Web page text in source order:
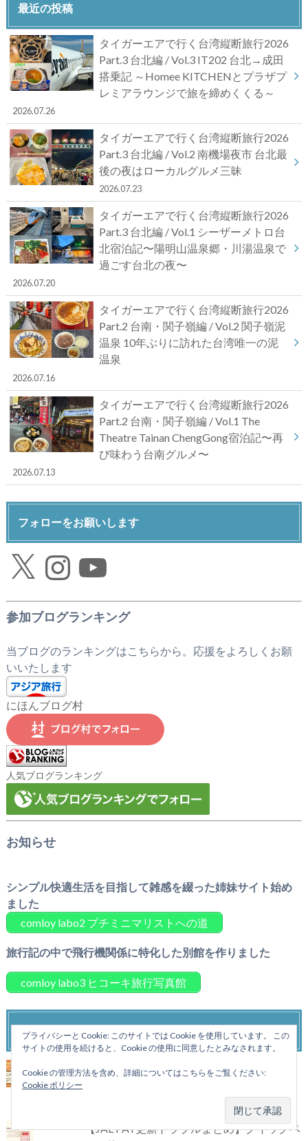
最近の投稿
タイガーエアで行く台湾縦断旅行2026
Part.3 台北編 / Vol.3 IT202 台北→成田
搭乗記 ～Homee KITCHENとプラザプ
レミアラウンジで旅を締めくくる～
2026.07.26
タイガーエアで行く台湾縦断旅行2026
Part.3 台北編 / Vol.2 南機場夜市 台北最
後の夜はローカルグルメ三昧
2026.07.23
タイガーエアで行く台湾縦断旅行2026
Part.3 台北編 / Vol.1 シーザーメトロ台
北宿泊記〜陽明山温泉郷・川湯温泉で
過ごす台北の夜〜
2026.07.20
タイガーエアで行く台湾縦断旅行2026
Part.2 台南・関子嶺編 / Vol.2 関子嶺泥
温泉 10年ぶりに訪れた台湾唯一の泥
温泉
2026.07.16
タイガーエアで行く台湾縦断旅行2026
Part.2 台南・関子嶺編 / Vol.1 The
Theatre Tainan ChengGong宿泊記〜再
び味わう台南グルメ〜
2026.07.13
フォローをお願いします
X InstagramYouTube
参加ブログランキング
当ブログのランキングはこちらから。応援をよろしくお願
いいたします
にほんブログ村
人気ブログランキング
お知らせ
シンプル快適生活を目指して雑感を綴った姉妹サイト始め
ました
comloy labo2 プチミニマリストへの道
旅行記の中で飛行機関係に特化した別館を作りました
comloy labo3 ヒコーキ旅行写真館
人気の投稿
iPadをWindowsの外部ディスプレイにする
【JAL PAY更新トラブルまとめ】クイックペ
プライバシーと Cookie: このサイトでは Cookie を使用しています。 この
サイトの使用を続けると、Cookie の使用に同意したとみなされます。
Cookie の管理方法を含め、詳細についてはこちらをご覧ください:
Cookie ポリシー